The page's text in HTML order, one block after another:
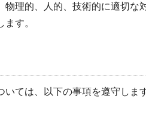
理的、人的、技術的に適切
す。
ては、以下の事項を遵守します